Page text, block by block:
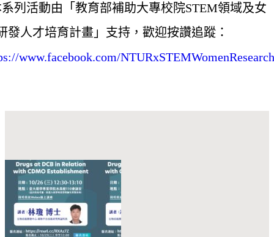
列活動由「教育部補助大專校院STEM領域及女
發人才培育計畫」支持，歡迎按讚追蹤：
www.facebook.com/